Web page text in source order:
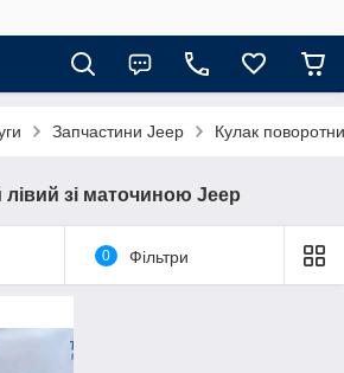
Запчастини Jeep Кулак
зі маточиною Jeep
0 Фільтри